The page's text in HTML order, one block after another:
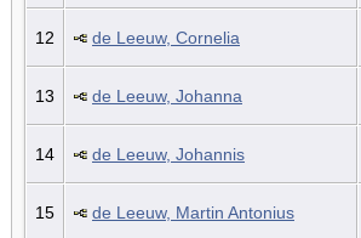
12 de Leeuw, Cornelia
13 de Leeuw, Johanna
14 de Leeuw, Johannis
15 de Leeuw, Martin Antonius